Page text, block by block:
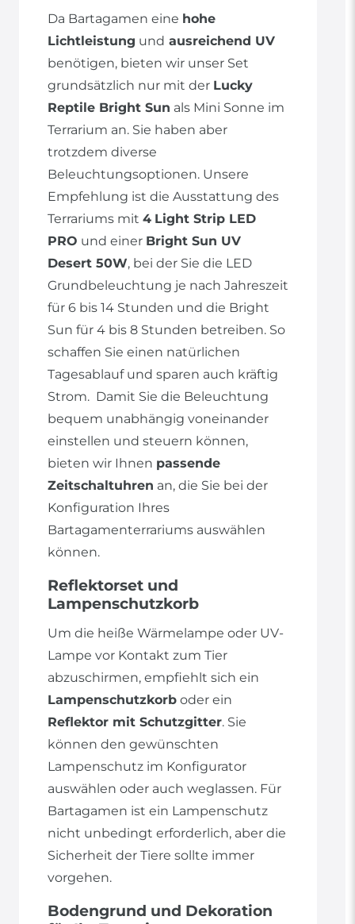
Da Bartagamen eine hohe
Lichtleistung und ausreichend UV
benötigen, bieten wir unser Set
grundsätzlich nur mit der Lucky
Reptile Bright Sun als Mini Sonne im
Terrarium an. Sie haben aber
trotzdem diverse
Beleuchtungsoptionen. Unsere
Empfehlung ist die Ausstattung des
Terrariums mit 4 Light Strip LED
PRO und einer Bright Sun UV
Desert 50W, bei der Sie die LED
Grundbeleuchtung je nach Jahreszeit
für 6 bis 14 Stunden und die Bright
Sun für 4 bis 8 Stunden betreiben. So
schaffen Sie einen natürlichen
Tagesablauf und sparen auch kräftig
Strom. Damit Sie die Beleuchtung
bequem unabhängig voneinander
einstellen und steuern können,
bieten wir Ihnen passende
Zeitschaltuhren an, die Sie bei der
Konfiguration Ihres
Bartagamenterrariums auswählen
können.
Reflektorset und
Lampenschutzkorb
Um die heiße Wärmelampe oder UV-
Lampe vor Kontakt zum Tier
abzuschirmen, empfiehlt sich ein
Lampenschutzkorb oder ein
Reflektor mit Schutzgitter. Sie
können den gewünschten
Lampenschutz im Konfigurator
auswählen oder auch weglassen. Für
Bartagamen ist ein Lampenschutz
nicht unbedingt erforderlich, aber die
Sicherheit der Tiere sollte immer
vorgehen.
Bodengrund und Dekoration